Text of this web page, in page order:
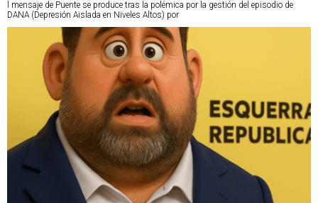
l mensaje de Puente se produce tras la polémica por la gestión del episodio de
DANA (Depresión Aislada en Niveles Altos) por